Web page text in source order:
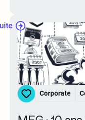
Corporate